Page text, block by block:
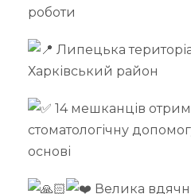
роботи
Липецька
Харківський район
14 мешканців
стоматологічну
основі
Велика